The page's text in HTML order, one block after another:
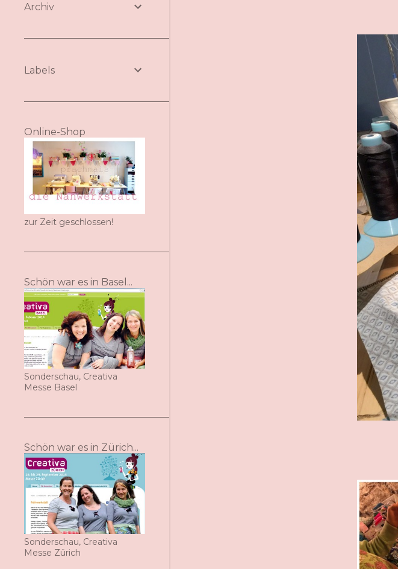
Archiv
Labels
Online-Shop
zur Zeit geschlossen!
Schön war es in Basel...
Sonderschau, Creativa
Messe Basel
Schön war es in Zürich...
Sonderschau, Creativa
Messe Zürich